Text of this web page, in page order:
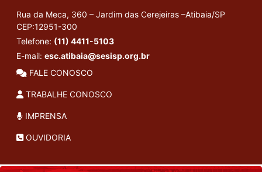
Rua da Meca, 360 – Jardim das Cerejeiras –Atibaia/SP
CEP:12951-300
Telefone: (11) 4411-5103
E-mail: esc.atibaia@sesisp.org.br
FALE CONOSCO
TRABALHE CONOSCO
IMPRENSA
OUVIDORIA